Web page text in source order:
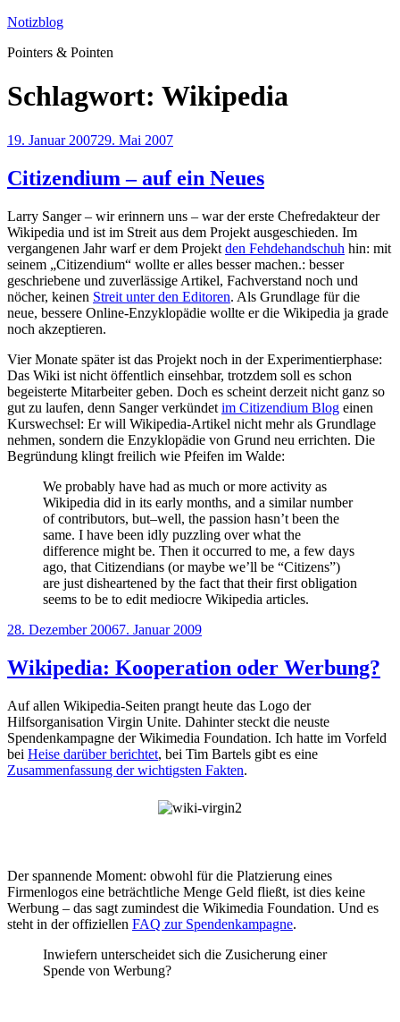
Zum
springen
Notizblog
Pointers & Pointen
Schlagwort: Wikipedia
Veröffentlicht
19. Januar 200729. Mai 2007
Citizendium – auf ein Neues
Larry Sanger – wir erinnern uns – war der erste Chefredakteur der
Wikipedia und ist im Streit aus dem Projekt ausgeschieden. Im
vergangenen Jahr warf er dem Projekt den Fehdehandschuh hin: mit
seinem „Citizendium“ wollte er alles besser machen.: besser
geschriebene und zuverlässige Artikel, Fachverstand noch und
nöcher, keinen Streit unter den Editoren. Als Grundlage für die
neue, bessere Online-Enzyklopädie wollte er die Wikipedia ja grade
noch akzeptieren.
Vier Monate später ist das Projekt noch in der Experimentierphase:
Das Wiki ist nicht öffentlich einsehbar, trotzdem soll es schon
begeisterte Mitarbeiter geben. Doch es scheint derzeit nicht ganz so
gut zu laufen, denn Sanger verkündet im Citizendium Blog einen
Kurswechsel: Er will Wikipedia-Artikel nicht mehr als Grundlage
nehmen, sondern die Enzyklopädie von Grund neu errichten. Die
Begründung klingt freilich wie Pfeifen im Walde:
We probably have had as much or more activity as
Wikipedia did in its early months, and a similar number
of contributors, but–well, the passion hasn’t been the
same. I have been idly puzzling over what the
difference might be. Then it occurred to me, a few days
ago, that Citizendians (or maybe we’ll be “Citizens”)
are just disheartened by the fact that their first obligation
seems to be to edit mediocre Wikipedia articles.
Veröffentlicht
28. Dezember 20067. Januar 2009
Wikipedia: Kooperation oder Werbung?
Auf allen Wikipedia-Seiten prangt heute das Logo der
Hilfsorganisation Virgin Unite. Dahinter steckt die neuste
Spendenkampagne der Wikimedia Foundation. Ich hatte im Vorfeld
bei Heise darüber berichtet, bei Tim Bartels gibt es eine
Zusammenfassung der wichtigsten Fakten.
Der spannende Moment: obwohl für die Platzierung eines
Firmenlogos eine beträchtliche Menge Geld fließt, ist dies keine
Werbung – das sagt zumindest die Wikimedia Foundation. Und es
steht in der offiziellen FAQ zur Spendenkampagne.
Inwiefern unterscheidet sich die Zusicherung einer
Spende von Werbung?